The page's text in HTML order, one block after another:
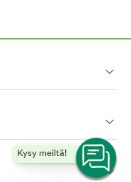
Kysy meiltä!